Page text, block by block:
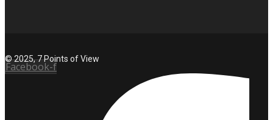
© 2025, 7 Points of View
Facebook-f